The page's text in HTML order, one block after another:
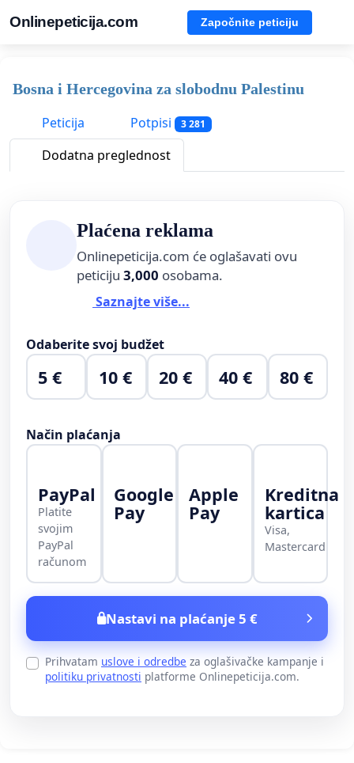
Onlinepeticija.com Započnite peticiju
Bosna i Hercegovina za slobodnu Palestinu
Peticija
Potpisi 3 281
Dodatna preglednost
Plaćena reklama
Onlinepeticija.com će oglašavati ovu
peticiju 3,000 osobama.
Saznajte više...
Odaberite svoj budžet
5 € 10 € 20 € 40 € 80 €
Način plaćanja
PayPal
Platite
svojim
PayPal
računom
Google
Pay
Apple
Pay
Kreditna
kartica
Visa,
Mastercard
Nastavi na plaćanje 5 €
Prihvatam uslove i odredbe za oglašivačke kampanje i
politiku privatnosti platforme Onlinepeticija.com.